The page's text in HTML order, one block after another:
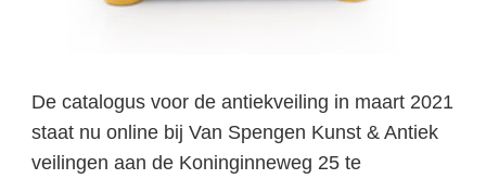
De catalogus voor de antiekveiling in maart 2021
staat nu online bij Van Spengen Kunst & Antiek
veilingen aan de Koninginneweg 25 te